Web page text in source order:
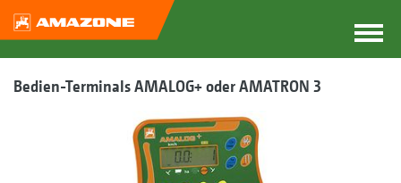
Bedien-Terminals AMALOG+ oder AMATRON 3